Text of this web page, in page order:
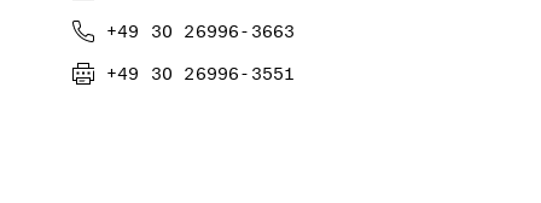
+49 30 26996-3663
+49 30 26996-3551